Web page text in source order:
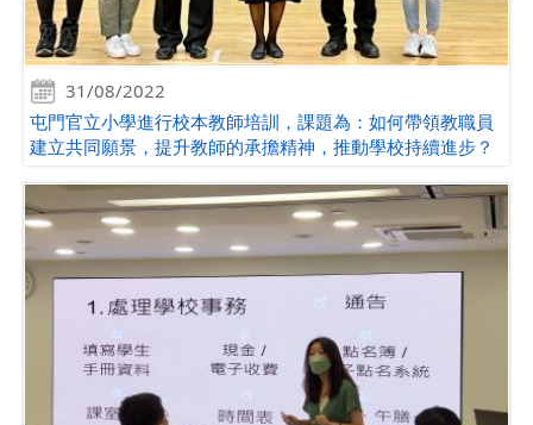
31/08/2022
屯門官立小學進行校本教師培訓，課題為：如何帶領教職員
建立共同願景，提升教師的承擔精神，推動學校持續進步？